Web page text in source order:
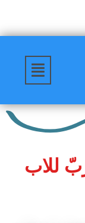
للاب